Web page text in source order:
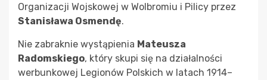
Organizacji Wojskowej w Wolbromiu i Pilicy przez
Stanisława Osmendę.
Nie zabraknie wystąpienia Mateusza
Radomskiego, który skupi się na działalności
werbunkowej Legionów Polskich w latach 1914–